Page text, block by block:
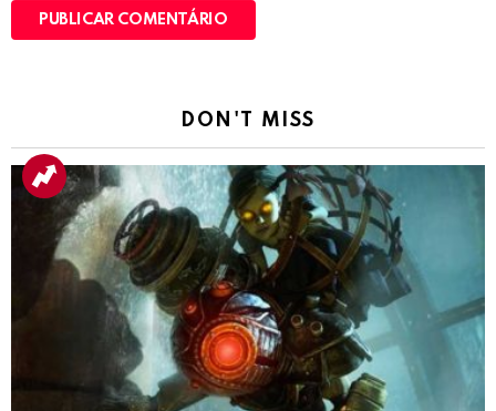
DON'T MISS